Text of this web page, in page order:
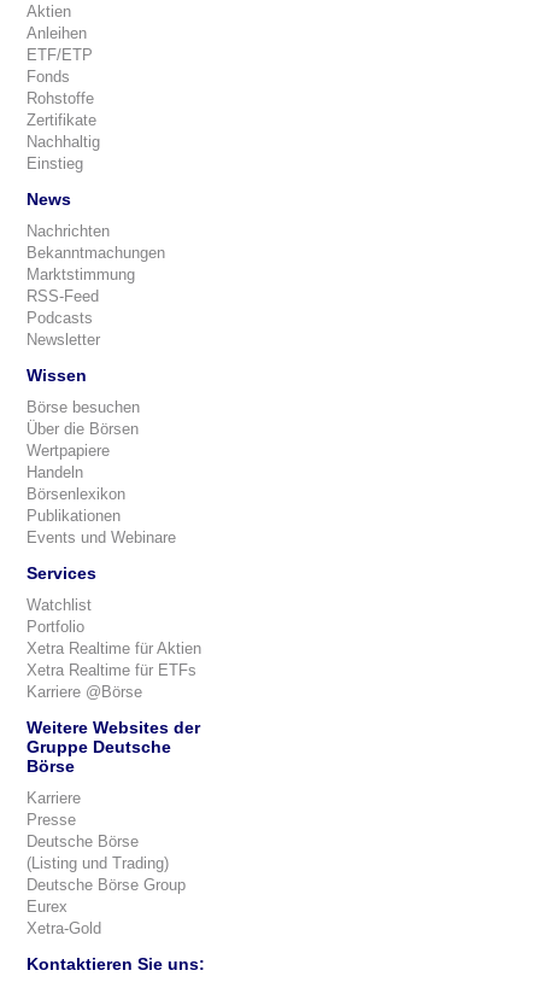
Aktien
Anleihen
ETF/ETP
Fonds
Rohstoffe
Zertifikate
Nachhaltig
Einstieg
News
Nachrichten
Bekanntmachungen
Marktstimmung
RSS-Feed
Podcasts
Newsletter
Wissen
Börse besuchen
Über die Börsen
Wertpapiere
Handeln
Börsenlexikon
Publikationen
Events und Webinare
Services
Watchlist
Portfolio
Xetra Realtime für Aktien
Xetra Realtime für ETFs
Karriere @Börse
Weitere Websites der
Gruppe Deutsche
Börse
Karriere
Presse
Deutsche Börse
(Listing und Trading)
Deutsche Börse Group
Eurex
Xetra-Gold
Kontaktieren Sie uns: